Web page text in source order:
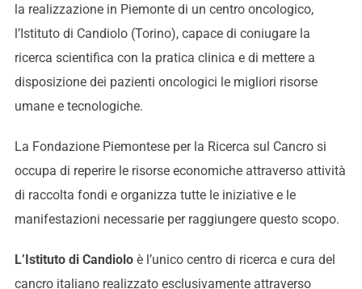
la realizzazione in Piemonte di un centro oncologico,
l’Istituto di Candiolo (Torino), capace di coniugare la
ricerca scientifica con la pratica clinica e di mettere a
disposizione dei pazienti oncologici le migliori risorse
umane e tecnologiche.
La Fondazione Piemontese per la Ricerca sul Cancro si
occupa di reperire le risorse economiche attraverso attività
di raccolta fondi e organizza tutte le iniziative e le
manifestazioni necessarie per raggiungere questo scopo.
L’Istituto di Candiolo è l’unico centro di ricerca e cura del
cancro italiano realizzato esclusivamente attraverso